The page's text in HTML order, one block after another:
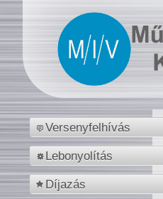
Versenyfelhívás
Lebonyolítás
Díjazás